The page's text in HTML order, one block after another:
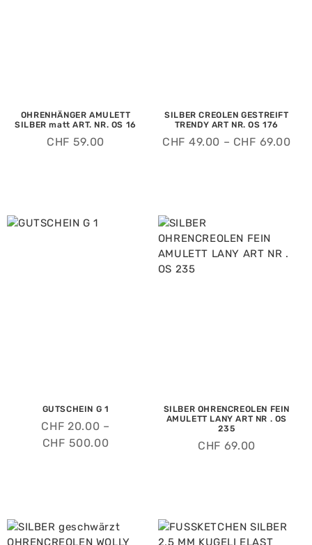
OHRENHÄNGER AMULETT
SILBER matt ART. NR. OS 16
CHF 59.00
SILBER CREOLEN GESTREIFT
TRENDY ART NR. OS 176
CHF 49.00 – CHF 69.00
GUTSCHEIN G 1
CHF 20.00 –
CHF 500.00
SILBER OHRENCREOLEN FEIN
AMULETT LANY ART NR . OS
235
CHF 69.00